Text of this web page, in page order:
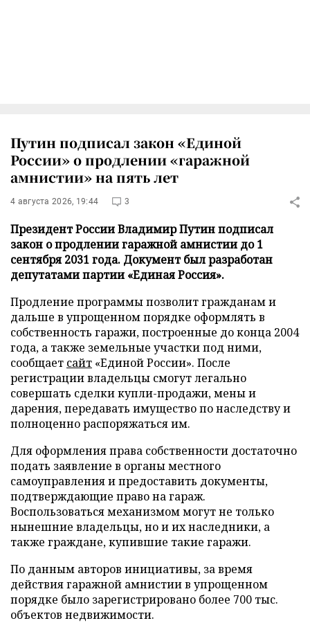
Путин подписал закон «Единой
России» о продлении «гаражной
амнистии» на пять лет
4 августа 2026, 19:44 3
Президент России Владимир Путин подписал
закон о продлении гаражной амнистии до 1
сентября 2031 года. Документ был разработан
депутатами партии «Единая Россия».
Продление программы позволит гражданам и
дальше в упрощенном порядке оформлять в
собственность гаражи, построенные до конца 2004
года, а также земельные участки под ними,
сообщает сайт «Единой России». После
регистрации владельцы смогут легально
совершать сделки купли-продажи, мены и
дарения, передавать имущество по наследству и
полноценно распоряжаться им.
Для оформления права собственности достаточно
подать заявление в органы местного
самоуправления и предоставить документы,
подтверждающие право на гараж.
Воспользоваться механизмом могут не только
нынешние владельцы, но и их наследники, а
также граждане, купившие такие гаражи.
По данным авторов инициативы, за время
действия гаражной амнистии в упрощенном
порядке было зарегистрировано более 700 тыс.
объектов недвижимости.